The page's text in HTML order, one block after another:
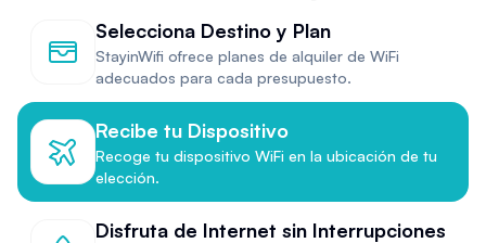
Selecciona Destino y Plan
StayinWifi ofrece planes de alquiler de WiFi
adecuados para cada presupuesto.
Recibe tu Dispositivo
Recoge tu dispositivo WiFi en la ubicación de tu
elección.
Disfruta de Internet sin Interrupciones